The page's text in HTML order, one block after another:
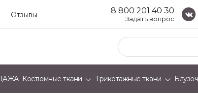
Отзывы 8 800 201 40 30
Задать вопрос
Костюмные ткани Трикотажные ткани